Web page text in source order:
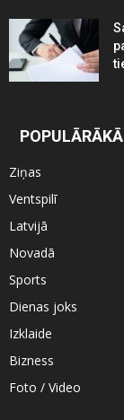
Ziņas
Ventspilī
Latvijā
Novadā
Sports
Dienas joks
Izklaide
Bizness
Foto / Video